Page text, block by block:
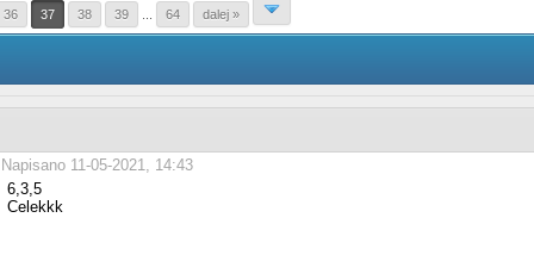
36 37 38 39 64 dalej »
Napisano 11-05-2021, 14:43
6,3,5
Celekkk